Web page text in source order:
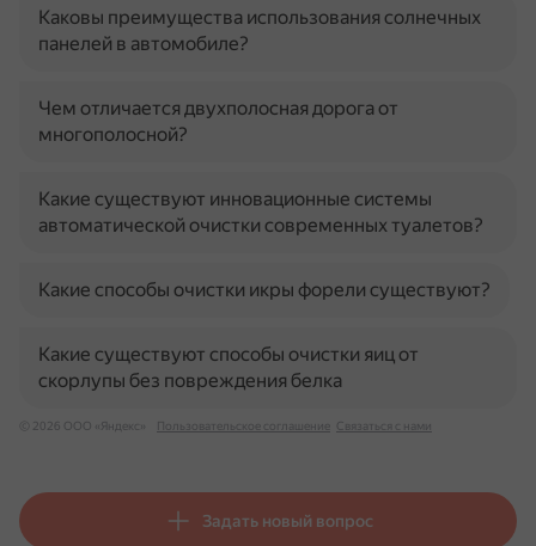
Каковы преимущества использования солнечных
панелей в автомобиле?
Чем отличается двухполосная дорога от
многополосной?
Какие существуют инновационные системы
автоматической очистки современных туалетов?
Какие способы очистки икры форели существуют?
Какие существуют способы очистки яиц от
скорлупы без повреждения белка
© 2026 ООО «Яндекс» Пользовательское соглашение Связаться с нами
Задать новый вопрос